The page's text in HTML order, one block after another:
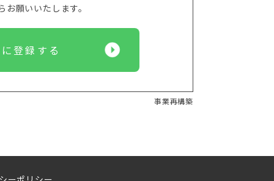
お願いいたします。
登録する
事業再構築